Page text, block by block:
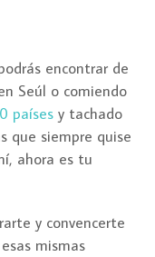
encontrar de
Seúl o comiendo
países y tachado
que siempre quise
ahora es tu
y convencerte
mismas